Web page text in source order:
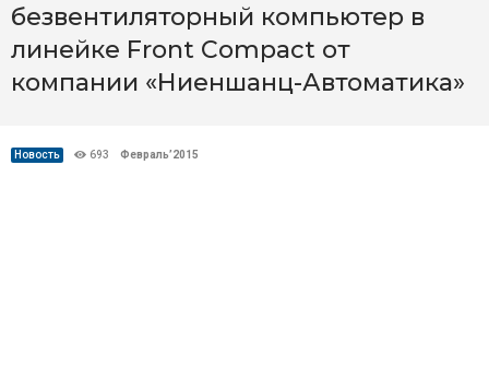
безвентиляторный компьютер в
линейке Front Compact от
компании «Ниеншанц-Автоматика»
Новость 693 Февраль’2015